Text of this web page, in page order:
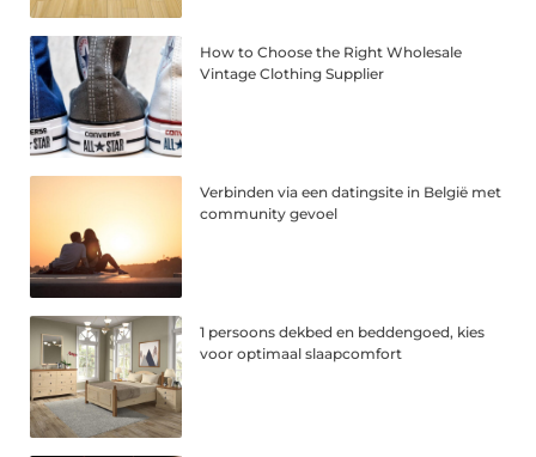
How to Choose the Right Wholesale
Vintage Clothing Supplier
Verbinden via een datingsite in België met
community gevoel
1 persoons dekbed en beddengoed, kies
voor optimaal slaapcomfort